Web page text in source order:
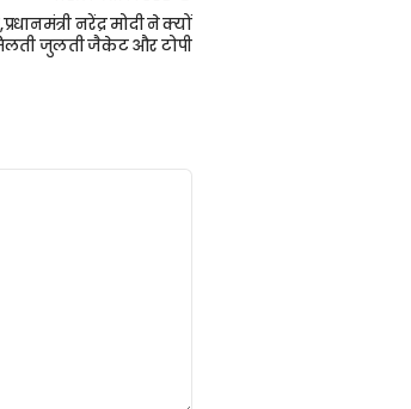
नरेंद्र मोदी ने क्यों
जुलती जैकेट और टोपी